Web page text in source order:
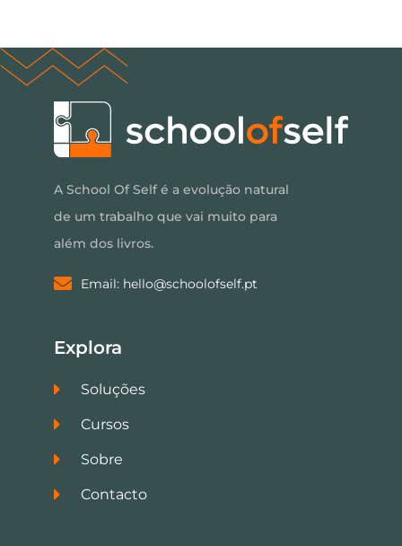
A School Of Self é a evolução natural
de um trabalho que vai muito para
além dos livros.
Email: hello@schoolofself.pt
Explora
Soluções
Cursos
Sobre
Contacto